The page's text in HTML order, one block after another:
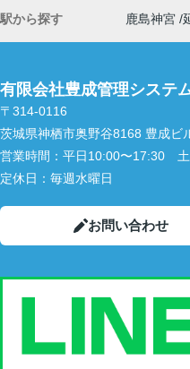
駅から探す 鹿島神宮
有限会社豊成管理システ
〒314-0116
茨城県神栖市奥野谷8168 豊成ビ
営業時間： 平日10:00〜17:30
定休日： 毎週水曜日
お問い合わせ